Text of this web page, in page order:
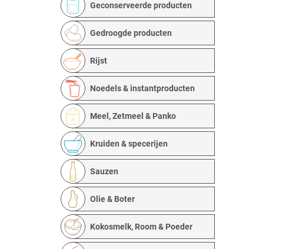
Geconserveerde producten
Gedroogde producten
Rijst
Noedels & instantproducten
Meel, Zetmeel & Panko
Kruiden & specerijen
Sauzen
Olie & Boter
Kokosmelk, Room & Poeder